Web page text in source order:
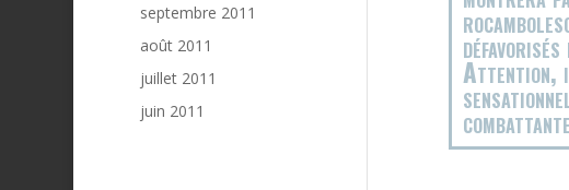
défavorisés
Attention,
septembre 2011
août 2011
juillet 2011
juin 2011